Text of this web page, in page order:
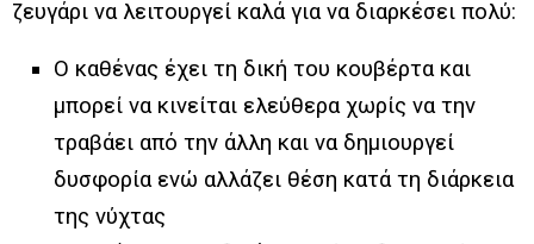
ζευγάρι να λειτουργεί καλά για να διαρκέσει πολύ:
Ο καθένας έχει τη δική του κουβέρτα και
μπορεί να κινείται ελεύθερα χωρίς να την
τραβάει από την άλλη και να δημιουργεί
δυσφορία ενώ αλλάζει θέση κατά τη διάρκεια
της νύχτας